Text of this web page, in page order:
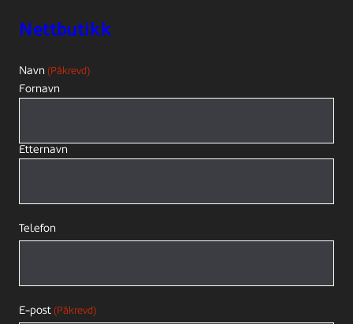
Nettbutikk
Navn (Påkrevd)
Fornavn
Etternavn
Telefon
E-post (Påkrevd)